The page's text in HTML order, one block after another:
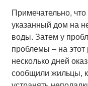
Примечательно,
указанный дом на
воды. Затем у
проблемы – на этот
несколько дней
сообщили жильцы,